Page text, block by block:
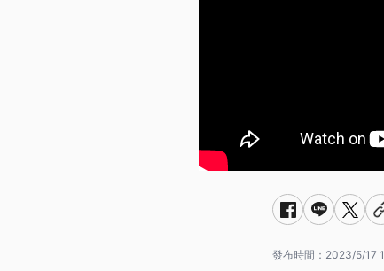
發布時間： 2023/5/17